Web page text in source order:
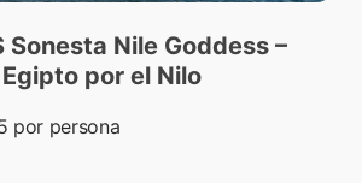
Sonesta Nile Goddess –
por el Nilo
por persona